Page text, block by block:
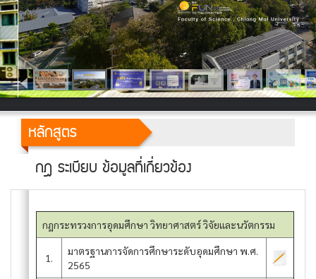
หลักสูตร
กฎ ระเบียบ ข้อมูลที่เกี่ยวข้อง
กฎกระทรวงการอุดมศึกษา วิทยาศาสตร์ วิจัยและนวัตกรรม
1.
มาตรฐานการจัดการศึกษาระดับอุดมศึกษา พ.ศ.
2565